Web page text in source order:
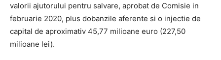
valorii ajutorului pentru salvare, aprobat de Comisie in
februarie 2020, plus dobanzile aferente si o injectie de
capital de aproximativ 45,77 milioane euro (227,50
milioane lei).